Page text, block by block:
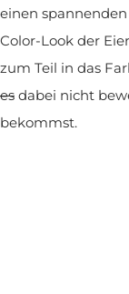
einen
Color-Look der
zum Teil in das
es dabei nicht
bekommst.